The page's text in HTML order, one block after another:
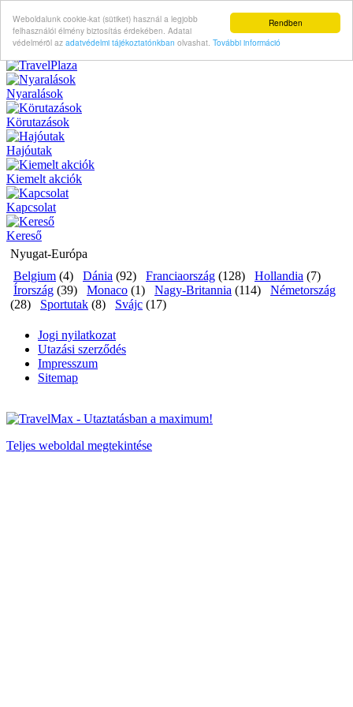
Rendben
Weboldalunk cookie-kat (sütiket) használ a legjobb
felhasználói élmény biztosítás érdekében. Adatai
védelméröl az adatvédelmi tájékoztatónkban olvashat. További információ
Nyaralások
Körutazások
Hajóutak
Kiemelt akciók
Kapcsolat
Kereső
Nyugat-Európa
Belgium (4) Dánia (92) Franciaország (128) Hollandia (7)
Írország (39) Monaco (1) Nagy-Britannia (114)
Németország
(28)
Sportutak (8) Svájc (17)
Jogi nyilatkozat
Utazási szerződés
Impresszum
Sitemap
Teljes weboldal megtekintése